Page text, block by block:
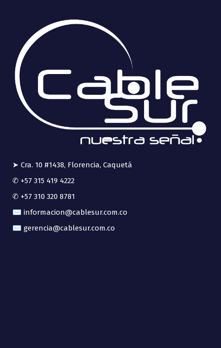
➤ Cra. 10 #1438, Florencia, Caquetá
✆ +57 315 419 4222
✆ +57 310 320 8781
✉ informacion@cablesur.com.co
✉ gerencia@cablesur.com.co